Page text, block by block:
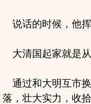
说话的时候，他挥
大清国起家就是从
通过和大明互市
落，壮大实力，收